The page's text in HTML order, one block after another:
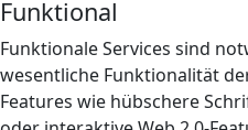
Funktional
Funktionale Services sind
wesentliche Funktionalität
Features wie hübschere